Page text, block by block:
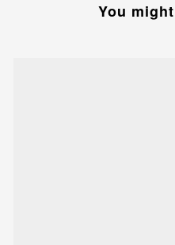
You